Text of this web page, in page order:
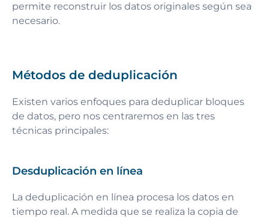
permite reconstruir los datos originales según sea
necesario.
Métodos de deduplicación
Existen varios enfoques para deduplicar bloques
de datos, pero nos centraremos en las tres
técnicas principales:
Desduplicación en línea
La deduplicación en línea procesa los datos en
tiempo real. A medida que se realiza la copia de